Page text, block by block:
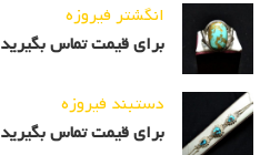
انگشتر فیروزه
برای قیمت تماس بگیرید
دستبند فیروزه
برای قیمت تماس بگیرید